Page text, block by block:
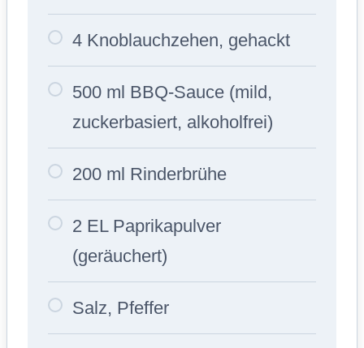
4 Knoblauchzehen, gehackt
500 ml BBQ-Sauce (mild,
zuckerbasiert, alkoholfrei)
200 ml Rinderbrühe
2 EL Paprikapulver
(geräuchert)
Salz, Pfeffer